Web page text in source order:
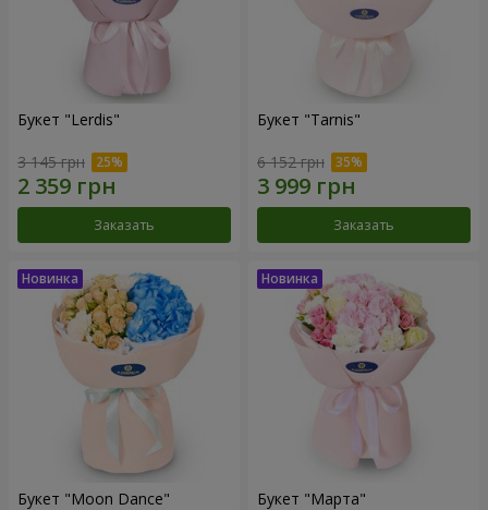
Букет "Lerdis"
3 145 грн
Заказать
Букет "Tarnis"
6 152 грн
Заказать
Букет "Moon Dance" Букет "Марта"